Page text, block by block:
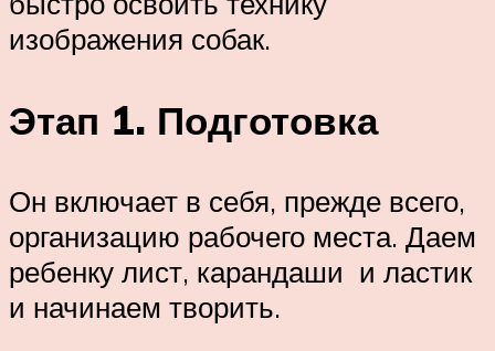
изображения собак.
Этап 1. Подготовка
Он включает в себя, прежде всего,
организацию рабочего места. Даем
ребенку лист, карандаши и ластик
и начинаем творить.